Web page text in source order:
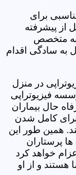
برای
از پیشرفته
به متخصص
به سادگی اقدام
در منزل
فیزیوتراپی
حال بیماران
برای کامل شدن
همین طور این
پرستاران
خواهد کرد
و از او